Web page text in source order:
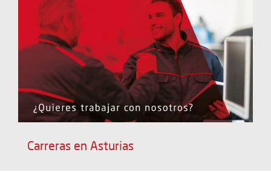
Carreras en Asturias